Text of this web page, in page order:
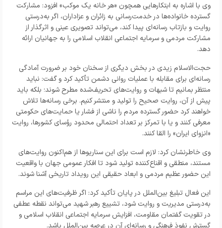
وی با اشاره به ابتکارهایی همچون «هر خانه یک موکب» افزود: مشارکت
گسترده خانواده‌ها در خدمت‌رسانی به زائران و عزاداران، اگر به‌درستی
روایت و بازتاب رسانه‌ای پیدا کند، می‌تواند تصویری عینی و اثرگذار از
مشارکت مردمی و سرمایه اجتماعی انقلاب اسلامی را به جهانیان ارائه
دهد.
حجت‌الاسلام زیدی در بخش دیگری از سخنان خود بر ضرورت آمادگی
رسانه‌ای برای مقابله با عملیات روانی دشمن تأکید کرد و گفت: نباید
منتظر بمانیم تا شبهات و روایت‌های تحریف‌شده مطرح شوند؛ بلکه باید
پیش از آن، روایت صحیح را تولید و منتشر کنیم. برخی رسانه‌ها تلاش
خواهند کرد حضور گسترده مردم را ناشی از فشار یا حمایت‌های حکومتی
معرفی کنند و یا با تمرکز بر تعداد احتمالی محدود رؤسای کشورها، روایت
«انزوای ایران» را القا کنند.
وی خاطرنشان کرد: لازم است برای این سناریوها از هم‌اکنون روایت‌های
مستند، منطقی و اقناع‌کننده تولید شود تا افکار عمومی جهان با واقعیت
این حضور عظیم مردمی و ابعاد حقیقی این رویداد تاریخی آشنا شوند.
این فعال تبلیغ بین‌الملل در پایان تأکید کرد: اگر ظرفیت‌های این مراسم
به‌درستی مدیریت و روایت شود، تشییع رهبر شهید می‌تواند نقطه عطفی
در تقویت گفتمان مقاومت، افزایش سرمایه اجتماعی انقلاب اسلامی و
گسترش نفوذ فرهنگی و رسانه‌ای آن در عرصه بین‌الملل باشد.